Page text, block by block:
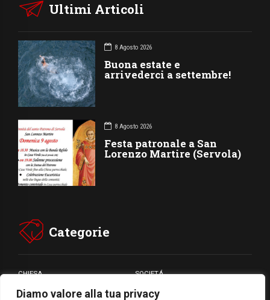
Diamo valore alla tua privacy
Ultimi Articoli
8 Agosto 2026
Buona estate e
arrivederci a settembre!
8 Agosto 2026
Festa patronale a San
Lorenzo Martire (Servola)
Categorie
CHIESA SOCIETÁ
CARITÁ GIUBILEO